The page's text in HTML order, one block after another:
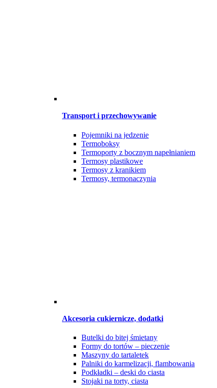
Transport i przechowywanie
Pojemniki na jedzenie
Termoboksy
Termoporty z bocznym napełnianiem
Termosy plastikowe
Termosy z kranikiem
Termosy, termonaczynia
Akcesoria cukiernicze, dodatki
Butelki do bitej śmietany
Formy do tortów – pieczenie
Maszyny do tartaletek
Palniki do karmelizacji, flambowania
Podkładki – deski do ciasta
Stojaki na torty, ciasta